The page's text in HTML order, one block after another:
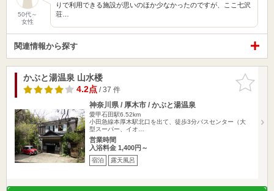
50代～
女性
りで利用できる施設が思いのほか少なかったのですが、ここ七沢
荘…
関連情報から探す
お気に入
りに追加
かぶと湯温泉 山水楼
4.2点/ 37 件
神奈川県 / 厚木市 / かぶと湯温泉
愛甲石田駅6.52km
小田急線本厚木駅北口を出て、徒歩3分バスセンター（大
型スーパー、イオ…
営業時間
入浴料金 1,400円～
宿泊 露天風呂